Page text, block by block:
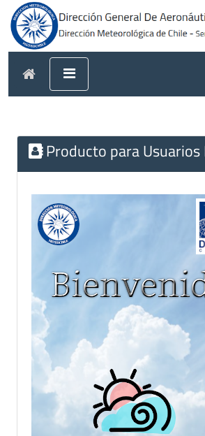
Producto para Usuarios